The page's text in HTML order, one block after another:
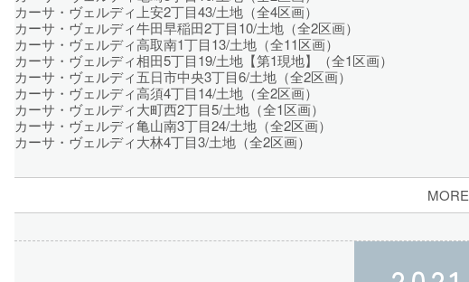
カーサ・ヴェルディ上安2丁目43/土地（全4区画）
カーサ・ヴェルディ牛田早稲田2丁目10/土地（全2区画）
カーサ・ヴェルディ高取南1丁目13/土地（全11区画）
カーサ・ヴェルディ相田5丁目19/土地【第1現地】（全1区画）
カーサ・ヴェルディ五日市中央3丁目6/土地（全2区画）
カーサ・ヴェルディ高須4丁目14/土地（全2区画）
カーサ・ヴェルディ大町西2丁目5/土地（全1区画）
カーサ・ヴェルディ亀山南3丁目24/土地（全2区画）
カーサ・ヴェルディ大林4丁目3/土地（全2区画）
MORE